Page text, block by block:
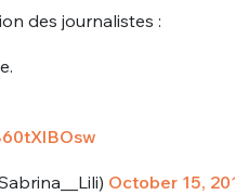
des journalistes :
October 15,